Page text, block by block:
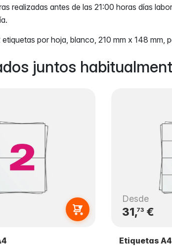
realizadas antes de las 21:00 horas días
por hoja, blanco, 210 mm x 148 mm,
juntos
Desde
31,73€
Etiquetas A4